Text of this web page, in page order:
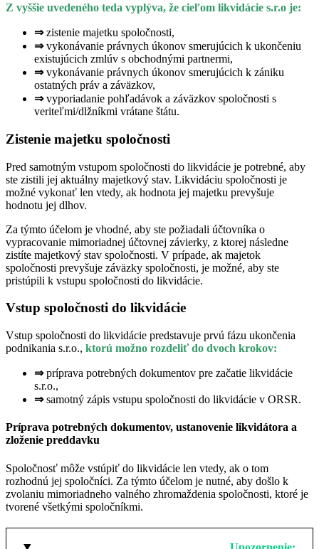
Z vyššie uvedeného teda vyplýva, že cieľom likvidácie s.r.o je:
⇒zistenie majetku spoločnosti,
⇒vykonávanie právnych úkonov smerujúcich k ukončeniu
existujúcich zmlúv s obchodnými partnermi,
⇒vykonávanie právnych úkonov smerujúcich k zániku
ostatných práv a záväzkov,
⇒vyporiadanie pohľadávok a záväzkov spoločnosti s
veriteľmi/dlžníkmi vrátane štátu.
Zistenie majetku spoločnosti
Pred samotným vstupom spoločnosti do likvidácie je potrebné, aby
ste zistili jej aktuálny majetkový stav. Likvidáciu spoločnosti je
možné vykonať len vtedy, ak hodnota jej majetku prevyšuje
hodnotu jej dlhov.
Za týmto účelom je vhodné, aby ste požiadali účtovníka o
vypracovanie mimoriadnej účtovnej závierky, z ktorej následne
zistíte majetkový stav spoločnosti. V prípade, ak majetok
spoločnosti prevyšuje záväzky spoločnosti, je možné, aby ste
pristúpili k vstupu spoločnosti do likvidácie.
Vstup spoločnosti do likvidácie
Vstup spoločnosti do likvidácie predstavuje prvú fázu ukončenia
podnikania s.r.o., ktorú možno rozdeliť do dvoch krokov:
⇒príprava potrebných dokumentov pre začatie likvidácie
s.r.o.,
⇒samotný zápis vstupu spoločnosti do likvidácie v ORSR.
Príprava potrebných dokumentov, ustanovenie likvidátora a
zloženie preddavku
Spoločnosť môže vstúpiť do likvidácie len vtedy, ak o tom
rozhodnú jej spoločníci. Za týmto účelom je nutné, aby došlo k
zvolaniu mimoriadneho valného zhromaždenia spoločnosti, ktoré je
tvorené všetkými spoločníkmi.